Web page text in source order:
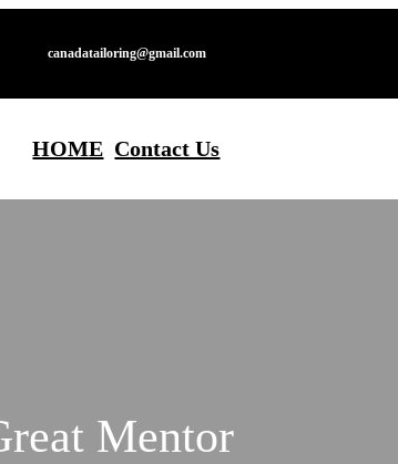
canadatailoring@gmail.com
HOME Contact Us
Mentor